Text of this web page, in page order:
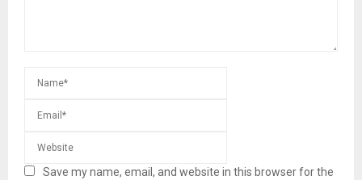
Save my name, email, and website in this browser for the